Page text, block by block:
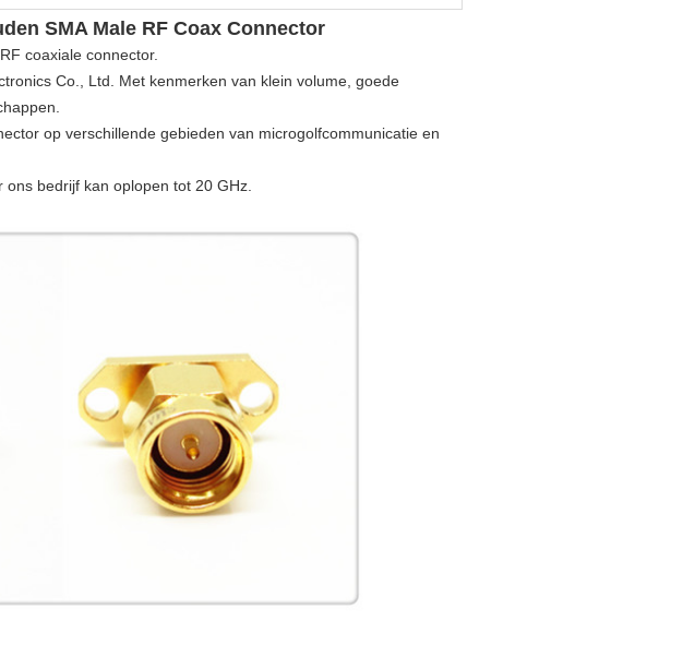
SMA Male RF Coax Connector
coaxiale connector.
Co., Ltd. Met kenmerken van klein volume, goede
op verschillende gebieden van microgolfcommunicatie en
bedrijf kan oplopen tot 20 GHz.